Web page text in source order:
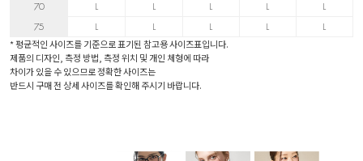
70
L L L L
L
75
L L L L L
* 평균적인 사이즈를 기준으로 표기된 참고용 사이즈표입니다.
제품의 디자인, 측정 방법, 측정 위치 및 개인 체형에 따라
차이가 있을 수 있으므로 정확한 사이즈는
반드시 구매 전 상세 사이즈를 확인해 주시기 바랍니다.